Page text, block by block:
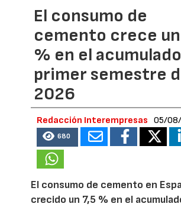
El consumo de
cemento crece un
% en el
primer semestre
2026
Redacción Interempresas 05/
680
El consumo de cemento en
crecido un 7,5 % en el